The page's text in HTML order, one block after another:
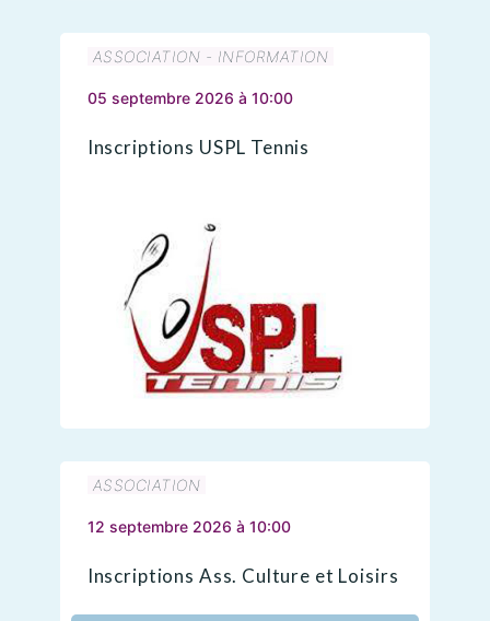
ASSOCIATION - INFORMATION
05 septembre 2026 à 10:00
Inscriptions USPL Tennis
ASSOCIATION
12 septembre 2026 à 10:00
Inscriptions Ass. Culture et Loisirs